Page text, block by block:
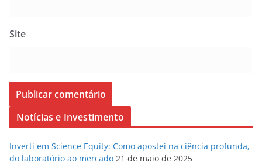
Site
Notícias e Investimento
Inverti em Science Equity: Como apostei na ciência profunda,
do laboratório ao mercado 21 de maio de 2025